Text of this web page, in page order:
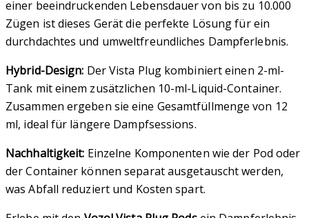
einer beeindruckenden Lebensdauer von bis zu 10.000
Zügen ist dieses Gerät die perfekte Lösung für ein
durchdachtes und umweltfreundliches Dampferlebnis.
Hybrid-Design: Der Vista Plug kombiniert einen 2-ml-
Tank mit einem zusätzlichen 10-ml-Liquid-Container.
Zusammen ergeben sie eine Gesamtfüllmenge von 12
ml, ideal für längere Dampfsessions.
Nachhaltigkeit: Einzelne Komponenten wie der Pod oder
der Container können separat ausgetauscht werden,
was Abfall reduziert und Kosten spart.